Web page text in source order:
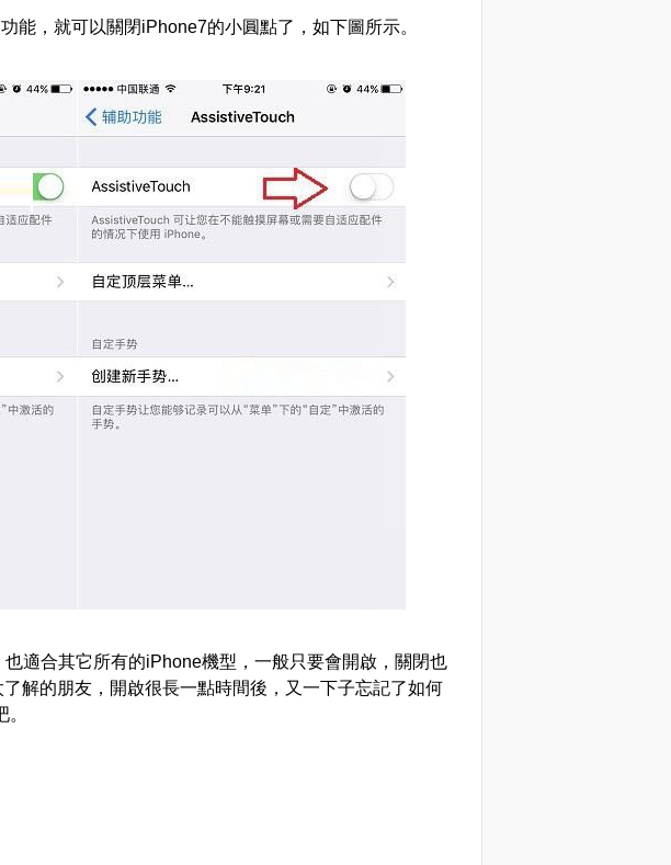
能，就可以關閉iPhone7的小圓點了，如下圖所示。
適合其它所有的iPhone機型，一般只要會開啟，關閉也
解的朋友，開啟很長一點時間後，又一下子忘記了如何